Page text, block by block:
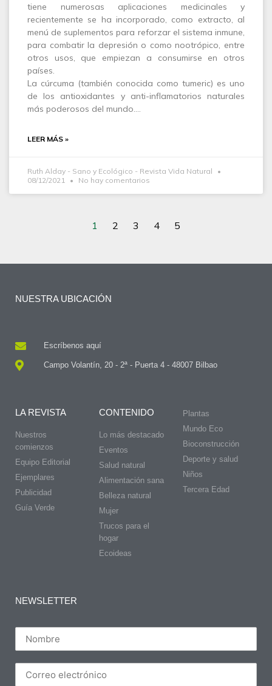
tiene numerosas aplicaciones medicinales y
recientemente se ha incorporado, como extracto, al
menú de suplementos para reforzar el sistema inmune,
para combatir la depresión o como nootrópico, entre
otros usos, que empiezan a consumirse en otros
países.
La cúrcuma (también conocida como tumeric) es uno
de los antioxidantes y anti-inflamatorios naturales
más poderosos del mundo.…
LEER MÁS »
Ruth Alday - Sano y Ecológico - Revista Vida Natural
08/12/2021
No hay comentarios
1 2 3 4 5
NUESTRA UBICACIÓN
Escríbenos aquí
Campo Volantín, 20 - 2ª - Puerta 4 - 48007 Bilbao
LA REVISTA
Nuestros
comienzos
Equipo Editorial
Ejemplares
Publicidad
Guía Verde
CONTENIDO
Lo más destacado
Eventos
Salud natural
Alimentación sana
Belleza natural
Mujer
Trucos para el
hogar
Ecoideas
Plantas
Mundo Eco
Bioconstrucción
Deporte y salud
Niños
Tercera Edad
NEWSLETTER